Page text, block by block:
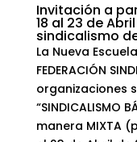
Invitación a
18 al 23 de
sindicalismo
La Nueva
FEDERACIÓN
organizaciones
“SINDICALISMO
manera MIXTA